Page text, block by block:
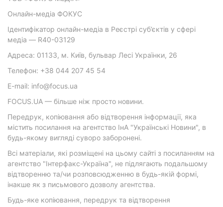
Онлайн-медіа ФОКУС
Ідентифікатор онлайн-медіа в Реєстрі суб’єктів у сфері
медіа — R40-03129
Адреса: 01133, м. Київ, бульвар Лесі Українки, 26
Телефон: +38 044 207 45 54
E-mail: info@focus.ua
FOCUS.UA — більше ніж просто новини.
Передрук, копіювання або відтворення інформації, яка
містить посилання на агентство ІнА "Українські Новини", в
будь-якому вигляді суворо заборонені.
Всі матеріали, які розміщені на цьому сайті з посиланням на
агентство "Інтерфакс-Україна", не підлягають подальшому
відтворенню та/чи розповсюдженню в будь-якій формі,
інакше як з письмового дозволу агентства.
Будь-яке копіювання, передрук та відтворення